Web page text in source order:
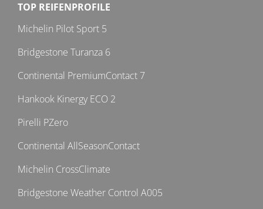
TOP REIFENPROFILE
Michelin Pilot Sport 5
Bridgestone Turanza 6
Continental PremiumContact 7
Hankook Kinergy ECO 2
Pirelli PZero
Continental AllSeasonContact
Michelin CrossClimate
Bridgestone Weather Control A005